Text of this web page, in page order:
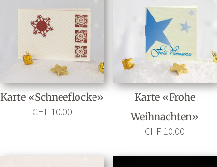
v
Karte «Schneeflocke»
CHF10.00
Karte «Frohe
Weihnachten»
CHF 10.00